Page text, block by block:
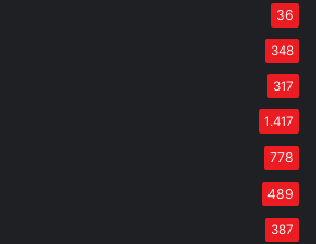
36
348
317
1.417
778
489
387